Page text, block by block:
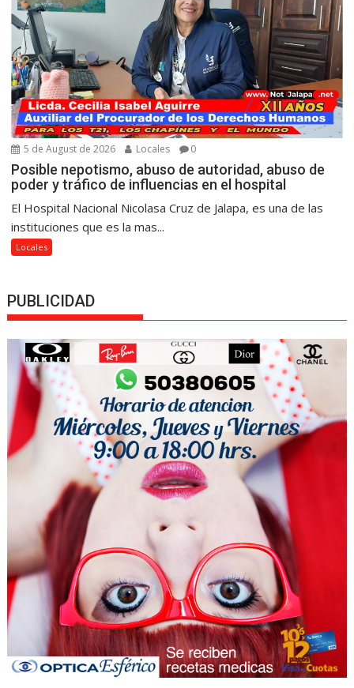
5 de August de 2026 Locales 0
Posible nepotismo, abuso de autoridad, abuso de
poder y tráfico de influencias en el hospital
El Hospital Nacional Nicolasa Cruz de Jalapa, es una de las
instituciones que es la mas...
Locales
PUBLICIDAD